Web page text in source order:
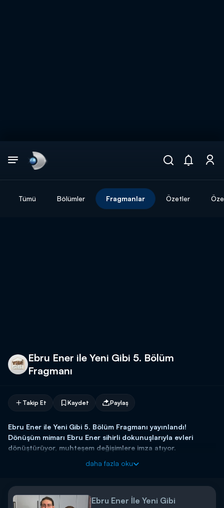
Tümü Bölümler Fragmanlar Özetler
Ebru Ener ile Yeni Gibi 5. Bölüm
Fragmanı
Takip Et Kaydet Paylaş
Ebru Ener ile Yeni Gibi 5. Bölüm Fragmanı yayınlandı!
Dönüşüm mimarı Ebru Ener sihirli dokunuşlarıyla evleri
dönüştürüyor, muhteşem değişimlere imza atıyor.
Ebru Ener evlere yepyeni bir görünüm katıyor. Dekorasyona dair
Ebru Ener ile Yeni Gibi yeni bölümleriyle her cumartesi saat
13.00'da Kanal D'de!
daha fazla oku
Ebru Ener İle Yeni Gibi